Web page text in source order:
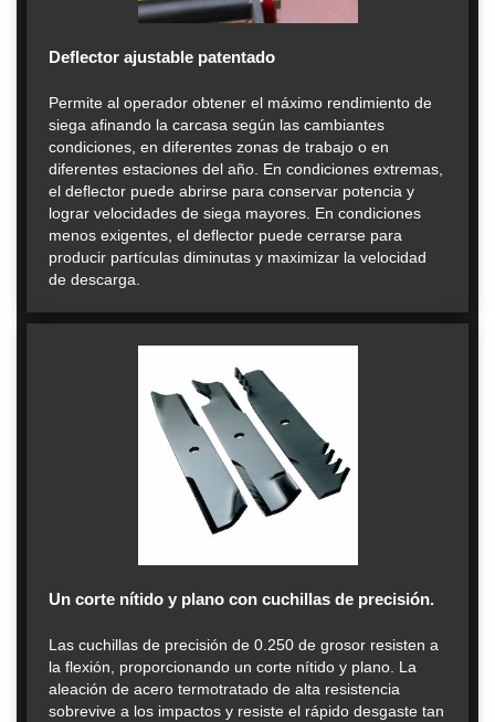
Deflector ajustable patentado
Permite al operador obtener el máximo rendimiento de
siega afinando la carcasa según las cambiantes
condiciones, en diferentes zonas de trabajo o en
diferentes estaciones del año. En condiciones extremas,
el deflector puede abrirse para conservar potencia y
lograr velocidades de siega mayores. En condiciones
menos exigentes, el deflector puede cerrarse para
producir partículas diminutas y maximizar la velocidad
de descarga.
Un corte nítido y plano con cuchillas de precisión.
Las cuchillas de precisión de 0.250 de grosor resisten a
la flexión, proporcionando un corte nítido y plano. La
aleación de acero termotratado de alta resistencia
sobrevive a los impactos y resiste el rápido desgaste tan